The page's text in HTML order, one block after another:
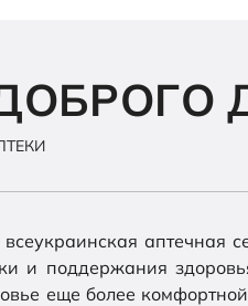
аптечная
и поддержания
еще более